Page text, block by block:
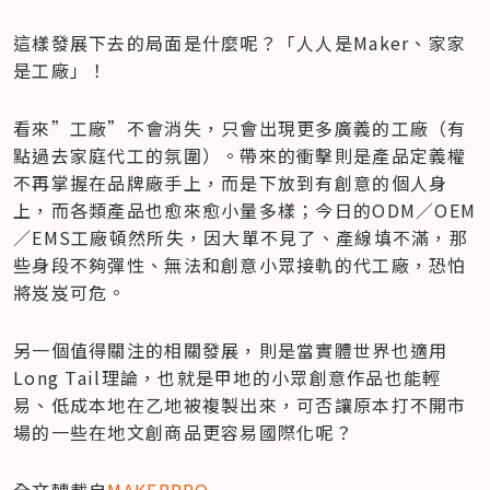
這樣發展下去的局面是什麼呢？「人人是Maker、家家
是工廠」！
看來”工廠”不會消失，只會出現更多廣義的工廠（有
點過去家庭代工的氛圍）。帶來的衝擊則是產品定義權
不再掌握在品牌廠手上，而是下放到有創意的個人身
上，而各類產品也愈來愈小量多樣；今日的ODM／OEM
／EMS工廠頓然所失，因大單不見了、產線填不滿，那
些身段不夠彈性、無法和創意小眾接軌的代工廠，恐怕
將岌岌可危。
另一個值得關注的相關發展，則是當實體世界也適用
Long Tail理論，也就是甲地的小眾創意作品也能輕
易、低成本地在乙地被複製出來，可否讓原本打不開市
場的一些在地文創商品更容易國際化呢？